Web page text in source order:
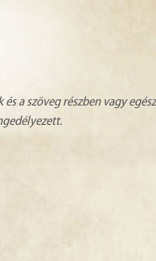
a szöveg részben vagy